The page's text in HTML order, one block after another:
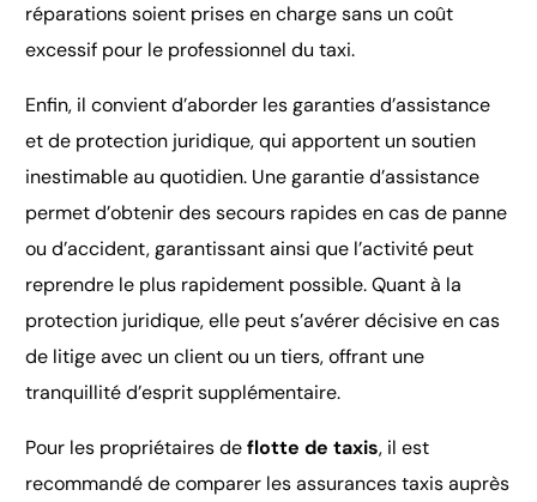
réparations soient prises en charge sans un coût
excessif pour le professionnel du taxi.
Enfin, il convient d’aborder les garanties d’assistance
et de protection juridique, qui apportent un soutien
inestimable au quotidien. Une garantie d’assistance
permet d’obtenir des secours rapides en cas de panne
ou d’accident, garantissant ainsi que l’activité peut
reprendre le plus rapidement possible. Quant à la
protection juridique, elle peut s’avérer décisive en cas
de litige avec un client ou un tiers, offrant une
tranquillité d’esprit supplémentaire.
Pour les propriétaires deflotte de taxis, il est
recommandé de comparer les assurances taxis auprès